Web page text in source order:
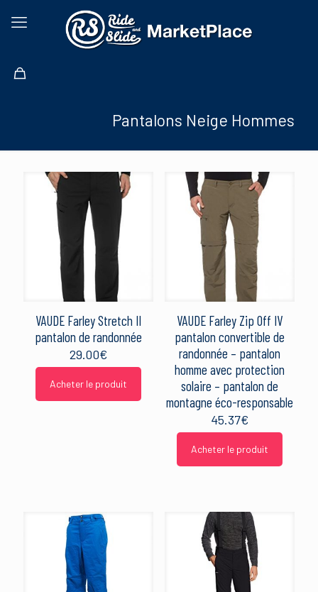
Pantalons Neige Hommes
VAUDE Farley Stretch II
pantalon de randonnée
29.00€
Acheter le produit
VAUDE Farley Zip Off IV
pantalon convertible de
randonnée – pantalon
homme avec protection
solaire – pantalon de
montagne éco-responsable
45.37€
Acheter le produit